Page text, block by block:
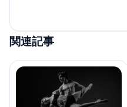
関連記事